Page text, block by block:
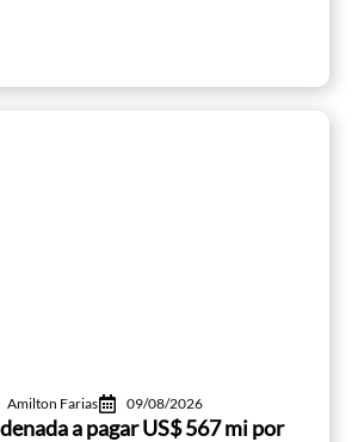
Amilton Farias 09/08/2026
a pagar US$ 567 mi por